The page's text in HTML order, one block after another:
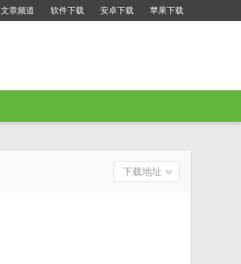
文章频道 软件下载 安卓下载 苹果下载
下载地址